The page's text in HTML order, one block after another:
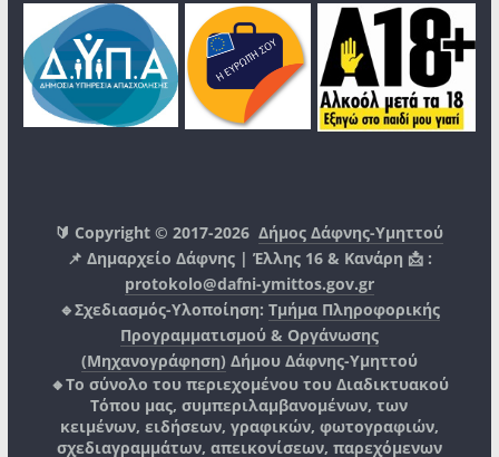
🔰 Copyright © 2017-2026Δήμος Δάφνης-Υμηττού
📌 Δημαρχείο Δάφνης | Έλλης 16 & Κανάρη 📩 :
protokolo@dafni-ymittos.gov.gr
🔹Σχεδιασμός-Υλοποίηση: Τμήμα Πληροφορικής
Προγραμματισμού & Οργάνωσης
(Μηχανογράφηση) Δήμου Δάφνης-Υμηττού
🔸Το σύνολο του περιεχομένου του Διαδικτυακού
Τόπου μας, συμπεριλαμβανομένων, των
κειμένων, ειδήσεων, γραφικών, φωτογραφιών,
σχεδιαγραμμάτων, απεικονίσεων, παρεχόμενων